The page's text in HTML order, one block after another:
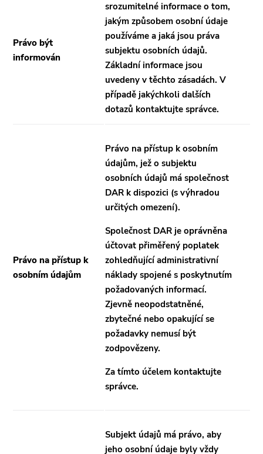
Právo být
informován
srozumitelné informace o tom,
jakým způsobem osobní údaje
používáme a jaká jsou práva
subjektu osobních údajů.
Základní informace jsou
uvedeny v těchto zásadách. V
případě jakýchkoli dalších
dotazů kontaktujte správce.
Právo na přístup k
osobním údajům
Právo na přístup k osobním
údajům, jež o subjektu
osobních údajů má společnost
DAR k dispozici (s výhradou
určitých omezení).
Společnost DAR je oprávněna
účtovat přiměřený poplatek
zohledňující administrativní
náklady spojené s poskytnutím
požadovaných informací.
Zjevně neopodstatněné,
zbytečné nebo opakující se
požadavky nemusí být
zodpovězeny.
Za tímto účelem kontaktujte
správce.
Subjekt údajů má právo, aby
jeho osobní údaje byly vždy